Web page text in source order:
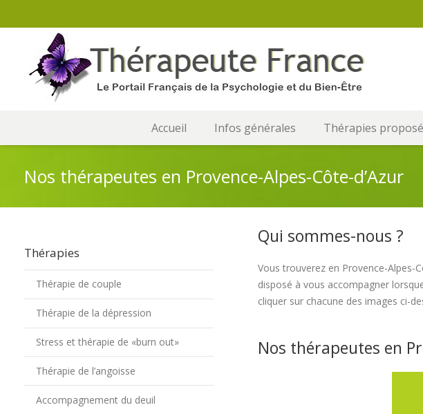
Accueil Infos générales Thérapies
Nos thérapeutes en Provence-Alpes-Côte-d’Azur
Qui sommes-nous ?
Vous trouverez en Provence-Alpes-
disposé à vous accompagner
cliquer sur chacune des images ci-
Nos thérapeutes en
Thérapies
Thérapie de couple
Thérapie de la dépression
Stress et thérapie de «burn out»
Thérapie de l’angoisse
Accompagnement du deuil